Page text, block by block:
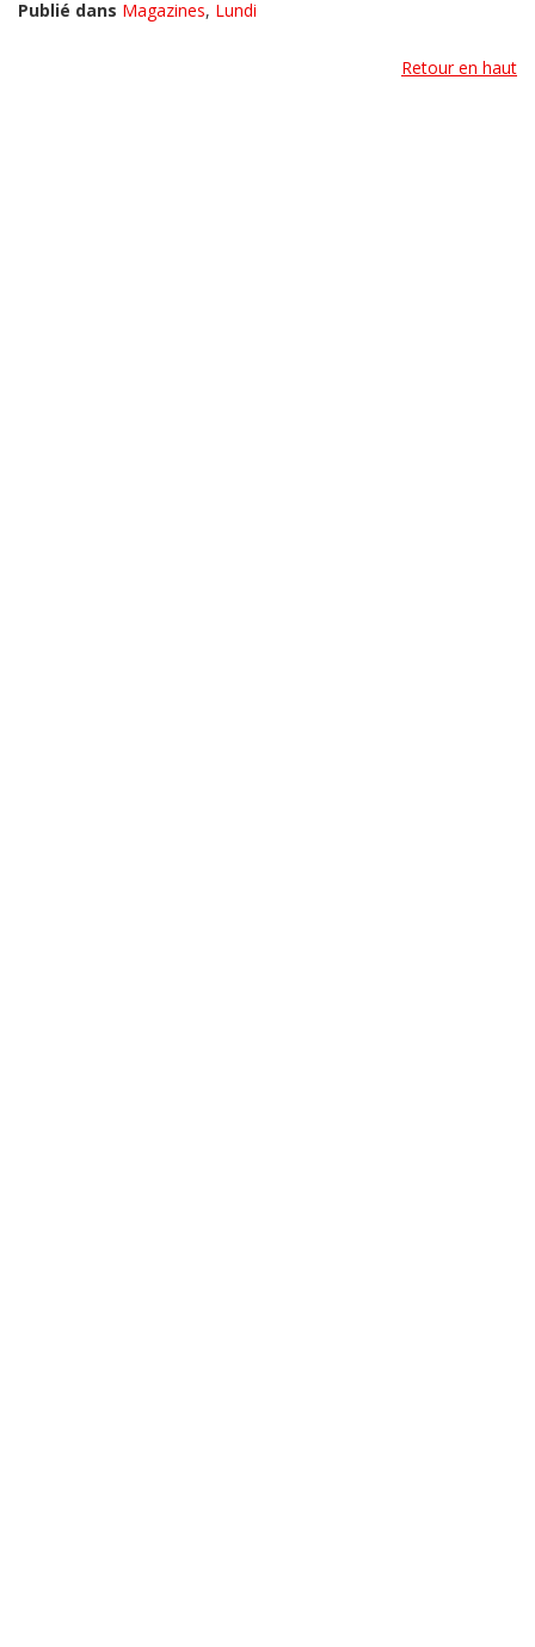
Publié dans Magazines, Lundi
Retour en haut